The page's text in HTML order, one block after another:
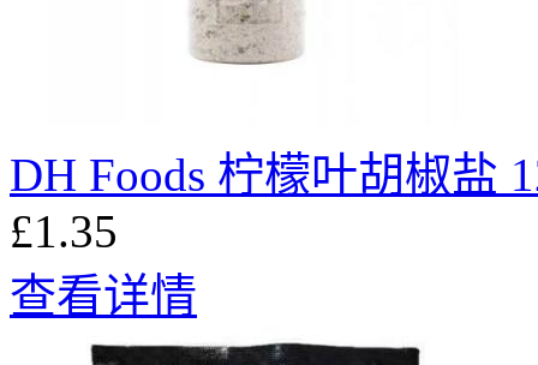
DH Foods 柠檬叶胡椒盐
£1.35
查看详情